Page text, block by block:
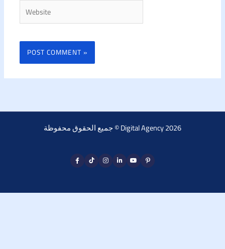
Website
جميع الحقوق محفوظة © Digital Agency 2026